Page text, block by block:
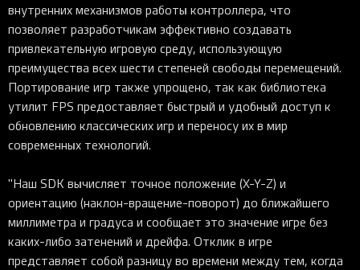
внутренних механизмов работы контроллера, что
позволяет разработчикам эффективно создавать
привлекательную игровую среду, использующую
преимущества всех шести степеней свободы перемещений.
Портирование игр также упрощено, так как библиотека
утилит FPS предоставляет быстрый и удобный доступ к
обновлению классических игр и переносу их в мир
современных технологий.
"Наш SDK вычисляет точное положение (X-Y-Z) и
ориентацию (наклон-вращение-поворот) до ближайшего
миллиметра и градуса и сообщает это значение игре без
каких-либо затенений и дрейфа. Отклик в игре
представляет собой разницу во времени между тем, когда